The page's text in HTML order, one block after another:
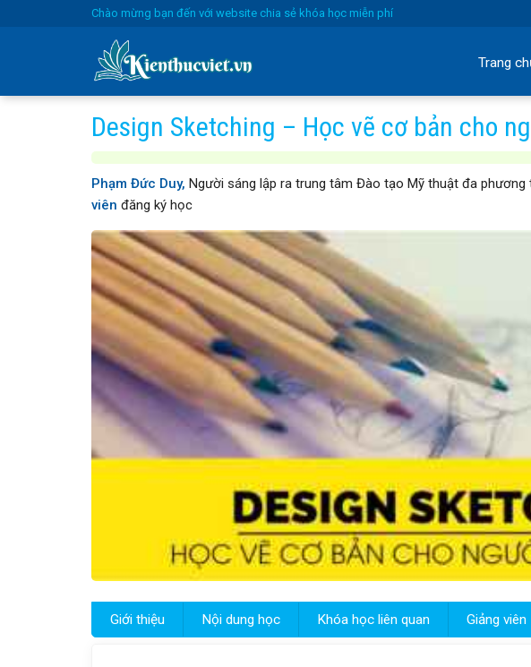
Chào mừng bạn đến với website chia sẻ khóa học miễn phí
Trang
Design Sketching – Học vẽ cơ bản cho
Phạm Đức Duy, Người sáng lập ra trung tâm Đào tạo Mỹ thuật đa phương
viên đăng ký học
Giới thiệu Nội dung học Khóa học liên quan Giảng viên